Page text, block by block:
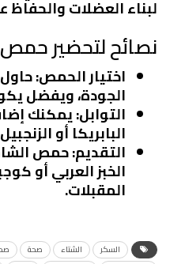
لبناء العضلات
نصائح لتحضير
اختيار الحمص:
الجودة، ويفضل
التوابل: يمكنك
البابريكا أو
التقديم: حمص
الخبز العربي أو
المقبلات.
السكر الشتاء صحة